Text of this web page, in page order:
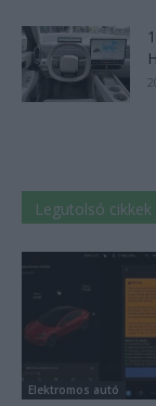
Legutolsó cikkek
Elektromos autó